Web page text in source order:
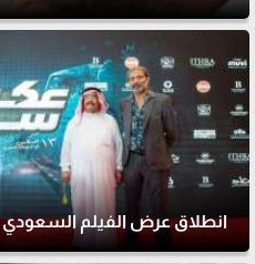
انطلاق عرض الفيلم